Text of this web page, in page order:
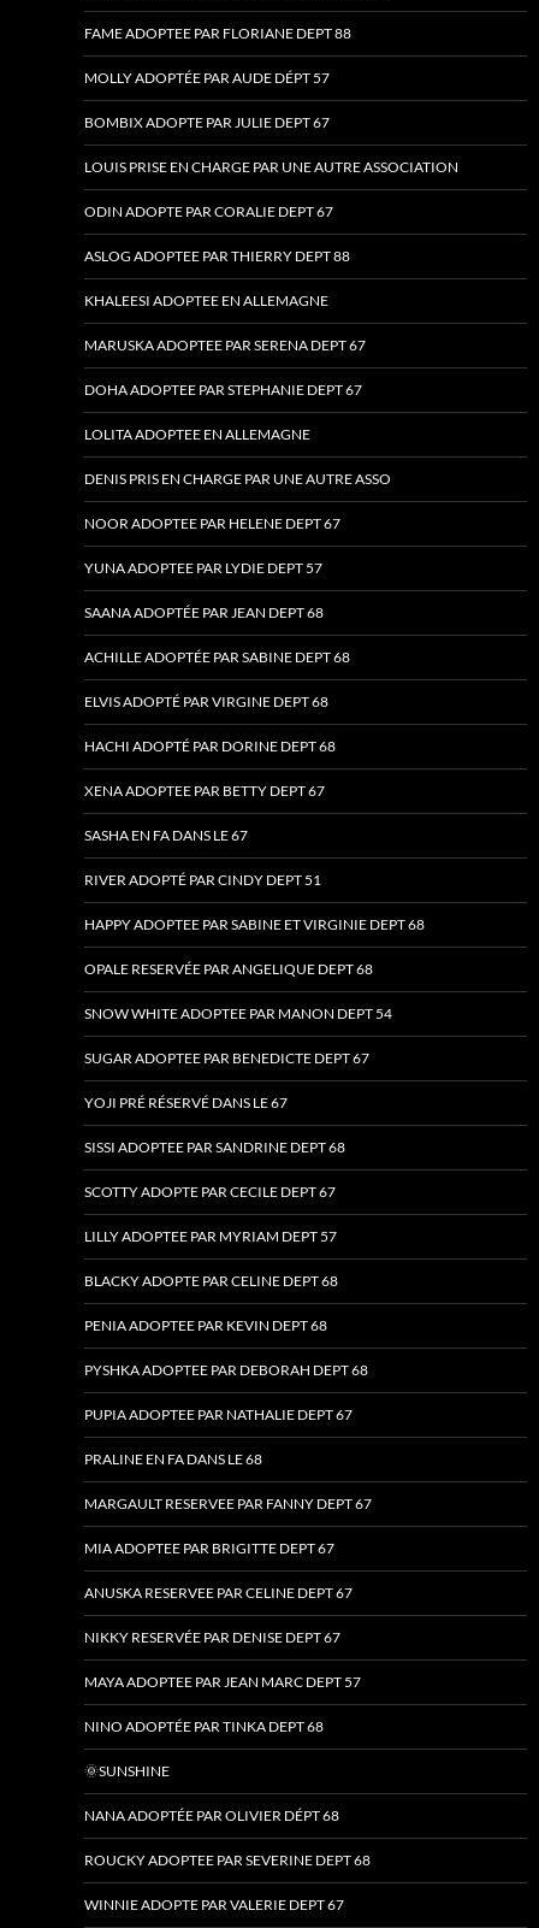
FAME ADOPTEE PAR FLORIANE DEPT 88
MOLLY ADOPTÉE PAR AUDE DÉPT 57
BOMBIX ADOPTE PAR JULIE DEPT 67
LOUIS PRISE EN CHARGE PAR UNE AUTRE ASSOCIATION
ODIN ADOPTE PAR CORALIE DEPT 67
ASLOG ADOPTEE PAR THIERRY DEPT 88
KHALEESI ADOPTEE EN ALLEMAGNE
MARUSKA ADOPTEE PAR SERENA DEPT 67
DOHA ADOPTEE PAR STEPHANIE DEPT 67
LOLITA ADOPTEE EN ALLEMAGNE
DENIS PRIS EN CHARGE PAR UNE AUTRE ASSO
NOOR ADOPTEE PAR HELENE DEPT 67
YUNA ADOPTEE PAR LYDIE DEPT 57
SAANA ADOPTÉE PAR JEAN DEPT 68
ACHILLE ADOPTÉE PAR SABINE DEPT 68
ELVIS ADOPTÉ PAR VIRGINE DEPT 68
HACHI ADOPTÉ PAR DORINE DEPT 68
XENA ADOPTEE PAR BETTY DEPT 67
SASHA EN FA DANS LE 67
RIVER ADOPTÉ PAR CINDY DEPT 51
HAPPY ADOPTEE PAR SABINE ET VIRGINIE DEPT 68
OPALE RESERVÉE PAR ANGELIQUE DEPT 68
SNOW WHITE ADOPTEE PAR MANON DEPT 54
SUGAR ADOPTEE PAR BENEDICTE DEPT 67
YOJI PRÉ RÉSERVÉ DANS LE 67
SISSI ADOPTEE PAR SANDRINE DEPT 68
SCOTTY ADOPTE PAR CECILE DEPT 67
LILLY ADOPTEE PAR MYRIAM DEPT 57
BLACKY ADOPTE PAR CELINE DEPT 68
PENIA ADOPTEE PAR KEVIN DEPT 68
PYSHKA ADOPTEE PAR DEBORAH DEPT 68
PUPIA ADOPTEE PAR NATHALIE DEPT 67
PRALINE EN FA DANS LE 68
MARGAULT RESERVEE PAR FANNY DEPT 67
MIA ADOPTEE PAR BRIGITTE DEPT 67
ANUSKA RESERVEE PAR CELINE DEPT 67
NIKKY RESERVÉE PAR DENISE DEPT 67
MAYA ADOPTEE PAR JEAN MARC DEPT 57
NINO ADOPTÉE PAR TINKA DEPT 68
🌞SUNSHINE
NANA ADOPTÉE PAR OLIVIER DÉPT 68
ROUCKY ADOPTEE PAR SEVERINE DEPT 68
WINNIE ADOPTE PAR VALERIE DEPT 67